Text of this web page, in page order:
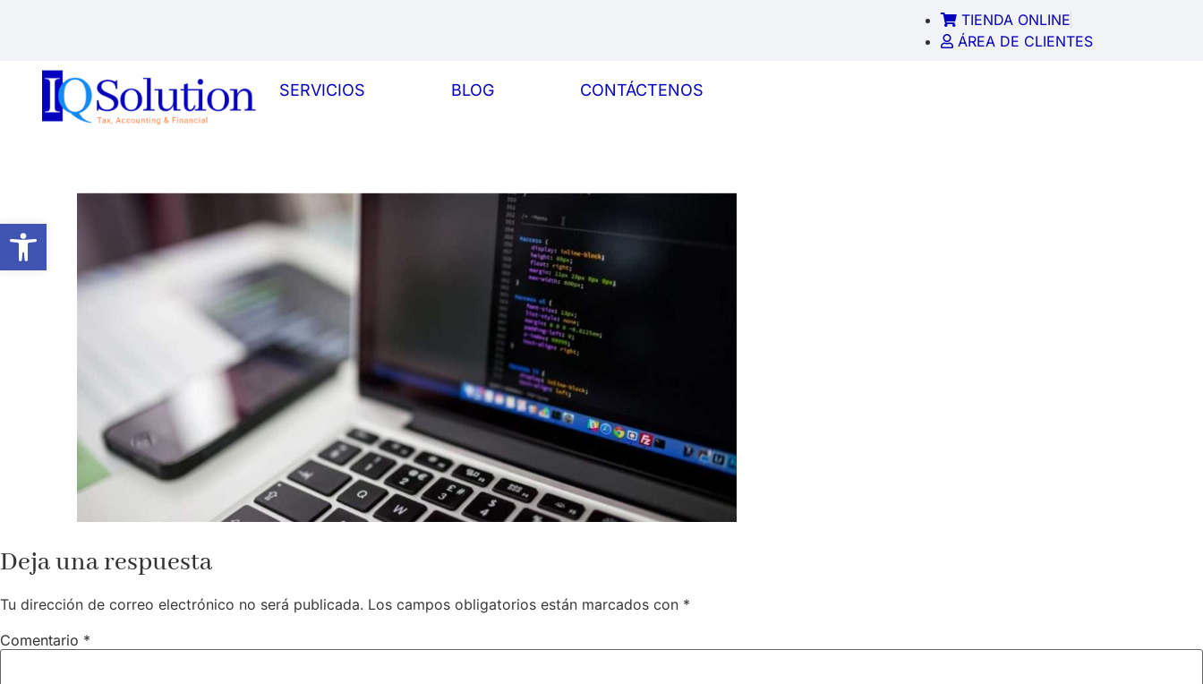
Abrir barra de herramientas
TIENDA ONLINE
ÁREA DE CLIENTES
SERVICIOS BLOG CONTÁCTENOS
Deja una respuesta
Tu dirección de correo electrónico no será publicada. Los campos obligatorios están marcados con *
Comentario *